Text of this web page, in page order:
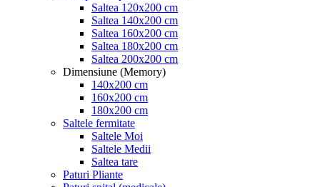
Saltea 120x200 cm
Saltea 140x200 cm
Saltea 160x200 cm
Saltea 180x200 cm
Saltea 200x200 cm
Dimensiune (Memory)
140x200 cm
160x200 cm
180x200 cm
Saltele fermitate
Saltele Moi
Saltele Medii
Saltea tare
Paturi Pliante